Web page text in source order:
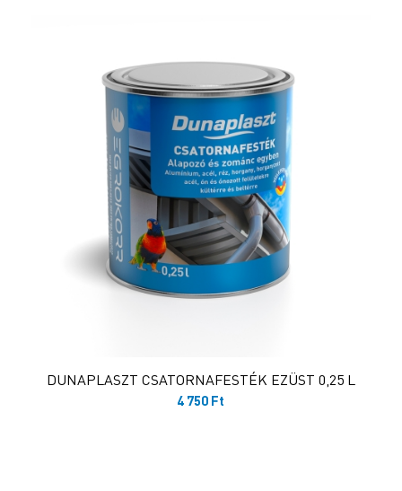
DUNAPLASZT CSATORNAFESTÉK EZÜST 0,25 L
4 750 Ft